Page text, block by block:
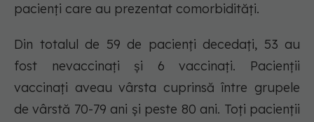
pacienți care au prezentat comorbidități.
Din totalul de 59 de pacienți decedați, 53 au
fost nevaccinați și 6 vaccinați. Pacienții
vaccinați aveau vârsta cuprinsă între grupele
de vârstă 70-79 ani și peste 80 ani. Toți pacienții